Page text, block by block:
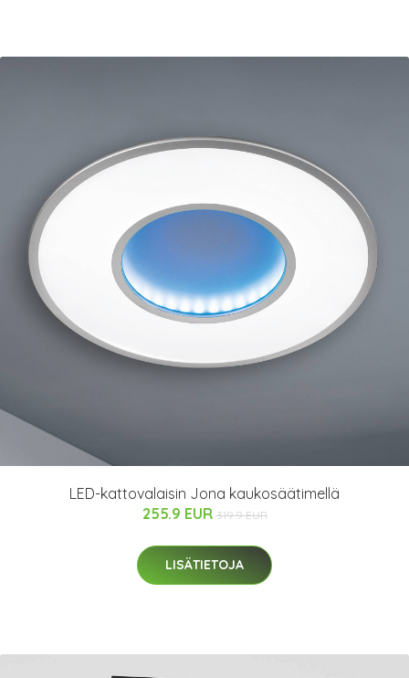
LED-kattovalaisin Jona kaukosäätimellä
255.9 EUR 319.9 EUR
LISÄTIETOJA